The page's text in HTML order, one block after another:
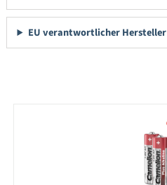
EU verantwortlicher Hersteller